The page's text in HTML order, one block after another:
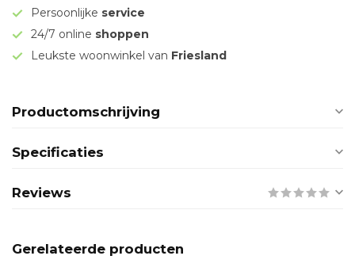
Persoonlijke service
24/7 online shoppen
Leukste woonwinkel van Friesland
Productomschrijving
Specificaties
Reviews
Gerelateerde producten